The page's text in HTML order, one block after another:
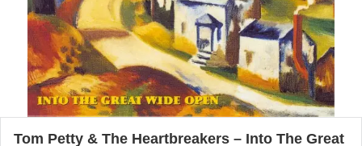
Tom Petty & The Heartbreakers – Into The Great